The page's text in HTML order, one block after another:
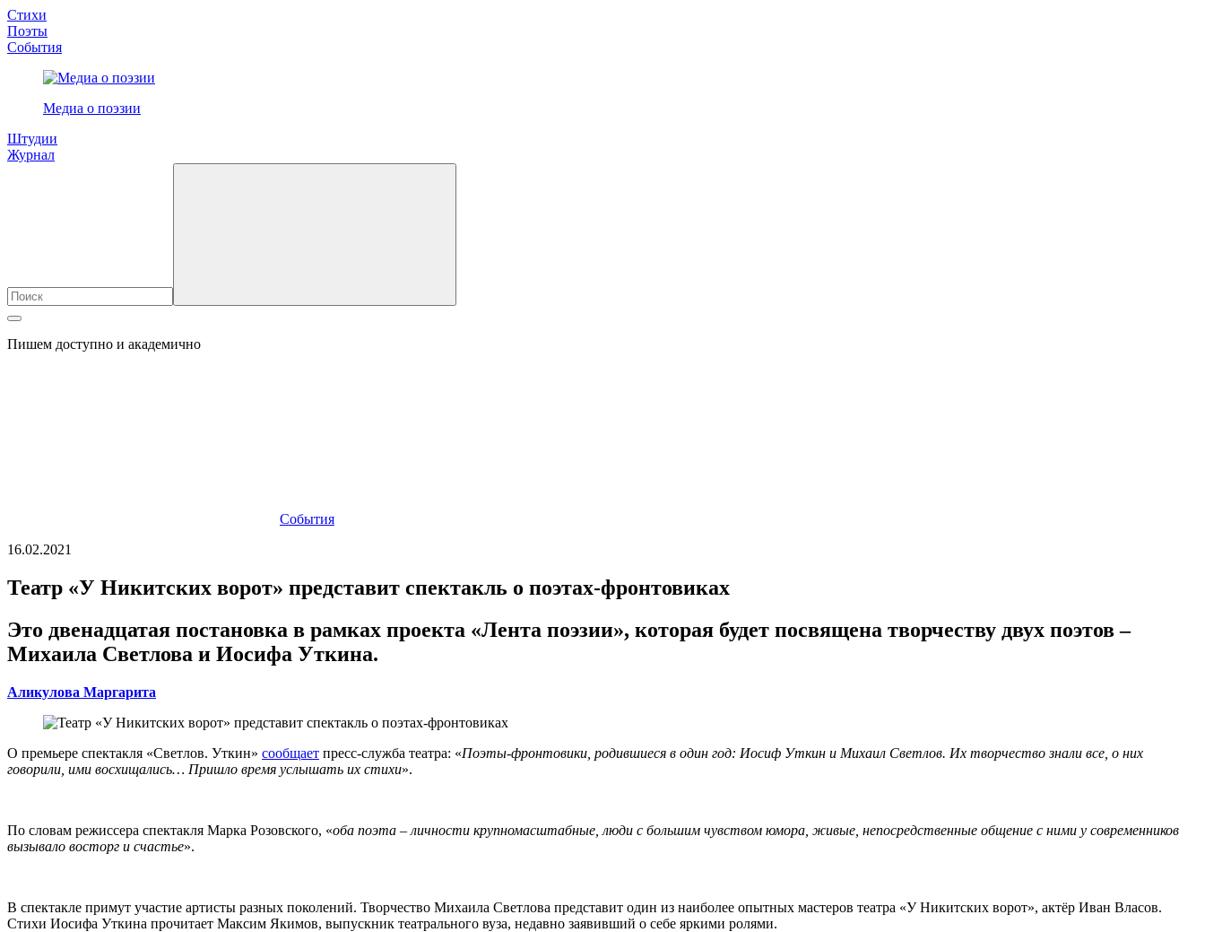
Стихи
Поэты
События
Медиа о поэзии
Штудии
Журнал
Пишем доступно и академично
События
16.02.2021
Театр «У Никитских ворот» представит спектакль о поэтах-фронтовиках
Это двенадцатая постановка в рамках проекта «Лента поэзии», которая будет посвящена творчеству двух поэтов –
Михаила Светлова и Иосифа Уткина.
Аликулова Маргарита
О премьере спектакля «Светлов. Уткин» сообщает пресс-служба театра: «Поэты-фронтовики, родившиеся в один год: Иосиф Уткин и Михаил Светлов. Их творчество знали все, о них
говорили, ими восхищались… Пришло время услышать их стихи».
По словам режиссера спектакля Марка Розовского, «оба поэта – личности крупномасштабные, люди с большим чувством юмора, живые, непосредственные общение с ними у современников
вызывало восторг и счастье».
В спектакле примут участие артисты разных поколений. Творчество Михаила Светлова представит один из наиболее опытных мастеров театра «У Никитских ворот», актёр Иван Власов.
Стихи Иосифа Уткина прочитает Максим Якимов, выпускник театрального вуза, недавно заявивший о себе яркими ролями.